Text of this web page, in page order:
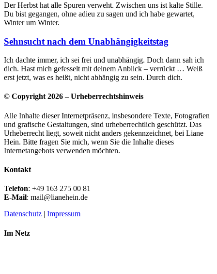
Der Herbst hat alle Spuren verweht. Zwischen uns ist kalte Stille.
Du bist gegangen, ohne adieu zu sagen und ich habe gewartet,
Winter um Winter.
Sehnsucht nach dem Unabhängigkeitstag
Ich dachte immer, ich sei frei und unabhängig. Doch dann sah ich
dich. Hast mich gefesselt mit deinem Anblick – verrückt … Weiß
erst jetzt, was es heißt, nicht abhängig zu sein. Durch dich.
© Copyright 2026 – Urheberrechtshinweis
Alle Inhalte dieser Internetpräsenz, insbesondere Texte, Fotografien
und grafische Gestaltungen, sind urheberrechtlich geschützt. Das
Urheberrecht liegt, soweit nicht anders gekennzeichnet, bei Liane
Hein. Bitte fragen Sie mich, wenn Sie die Inhalte dieses
Internetangebots verwenden möchten.
Kontakt
Telefon: +49 163 275 00 81
E-Mail: mail@lianehein.de
Datenschutz | Impressum
Im Netz